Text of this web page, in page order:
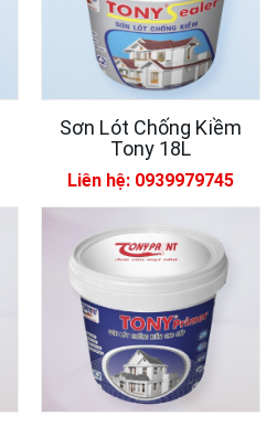
Sơn Lót Chống Kiềm
Tony 18L
Liên hệ: 0939979745